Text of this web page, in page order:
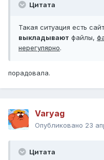
Цитата
Такая ситуация есть
выкладывают файлы,
нерегулярно.
порадовала.
Varyag
Опубликовано 23
Цитата